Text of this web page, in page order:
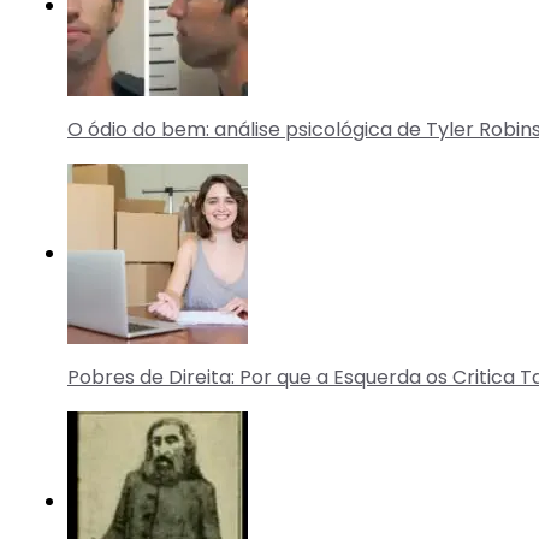
O ódio do bem: análise psicológica de Tyler
Pobres de Direita: Por que a Esquerda os Critica